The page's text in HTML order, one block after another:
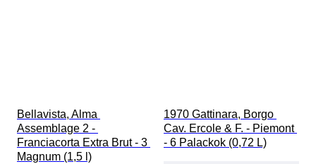
Bellavista, Alma
Assemblage 2 -
Franciacorta Extra Brut - 3
Magnum (1,5 l)
1970 Gattinara, Borgo
Cav. Ercole & F. - Piemont
- 6 Palackok (0,72 L)